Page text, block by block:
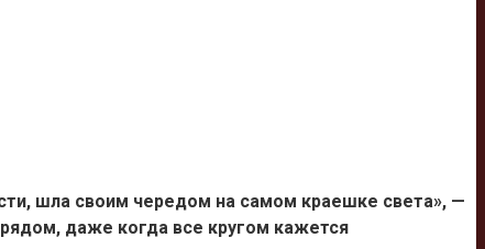
шла своим чередом на самом краешке света», —
даже когда все кругом кажется